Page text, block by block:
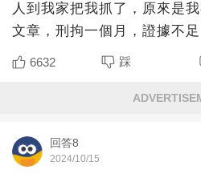
人到我家把我抓了，原來是
文章，刑拘一個月，證據不足
6632 踩
回答8
2024/10/15